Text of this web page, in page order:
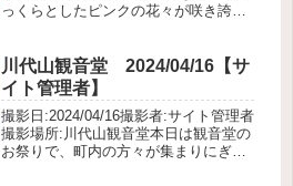
っくらとしたピンクの花々が咲き誇っ
ます。
川代山観音堂 2024/04/16【サ
イト管理者】
撮影日:2024/04/16撮影者:サイト管理者
撮影場所:川代山観音堂本日は観音堂の
お祭りで、町内の方々が集まりにぎに